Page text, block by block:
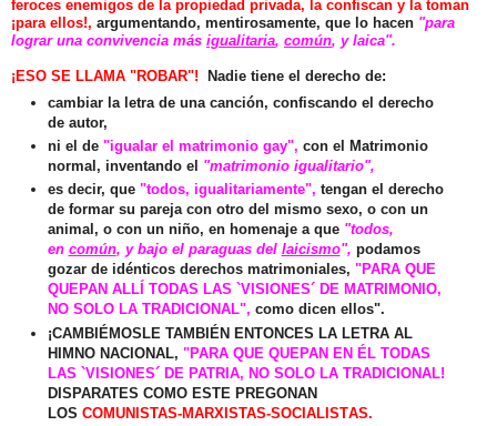
feroces enemigos de la propiedad privada, la confiscan y la toman
¡para ellos!, argumentando, mentirosamente, que lo hacen "para
lograr una convivencia más igualitaria, común, y laica".
¡ESO SE LLAMA "ROBAR"! Nadie tiene el derecho de:
cambiar la letra de una canción, confiscando el derecho
de autor,
ni el de "igualar el matrimonio gay", con el Matrimonio
normal, inventando el "matrimonio igualitario",
es decir, que "todos, igualitariamente", tengan el derecho
de formar su pareja con otro del mismo sexo, o con un
animal, o con un niño, en homenaje a que "todos,
en común, y bajo el paraguas del laicismo", podamos
gozar de idénticos derechos matrimoniales, "PARA QUE
QUEPAN ALLÍ TODAS LAS `VISIONES´ DE MATRIMONIO,
NO SOLO LA TRADICIONAL", como dicen ellos".
¡CAMBIÉMOSLE TAMBIÉN ENTONCES LA LETRA AL
HIMNO NACIONAL, "PARA QUE QUEPAN EN ÉL TODAS
LAS `VISIONES´ DE PATRIA, NO SOLO LA TRADICIONAL!
DISPARATES COMO ESTE PREGONAN
LOS COMUNISTAS-MARXISTAS-SOCIALISTAS.